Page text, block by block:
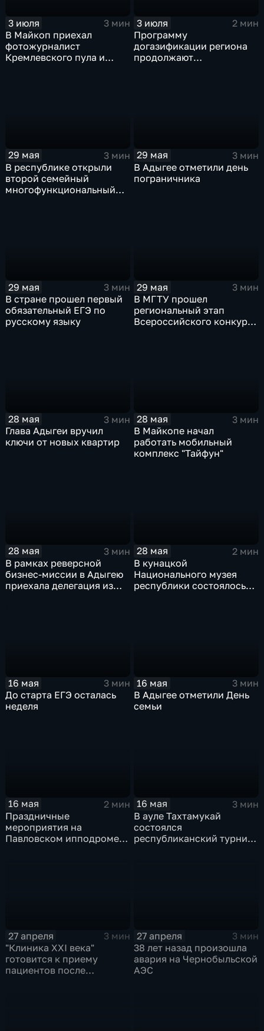
3 июля
3 мин
В Майкоп приехал
фотожурналист
Кремлевского пула и
3 июля
2 мин
Программу
догазификации региона
продолжают
29 мая
3 мин
В республике открыли
второй семейный
многофункциональный
29 мая
3 мин
В Адыгее отметили день
пограничника
29 мая
3 мин
В стране прошел первый
обязательный ЕГЭ по
русскому языку
29 мая
3 мин
В МГТУ прошел
региональный этап
Всероссийского конкурса
28 мая
3 мин
Глава Адыгеи вручил
ключи от новых квартир
28 мая
3 мин
В Майкопе начал
работать мобильный
комплекс "Тайфун"
28 мая
3 мин
В рамках реверсной
бизнес-миссии в Адыгею
приехала делегация из
28 мая
2 мин
В кунацкой
Национального музея
республики состоялось
16 мая
3 мин
До старта ЕГЭ осталась
неделя
16 мая
3 мин
В Адыгее отметили День
семьи
16 мая
2 мин
Праздничные
мероприятия на
Павловском ипподроме
16 мая
3 мин
В ауле Тахтамукай
состоялся
республиканский турнир
27 апреля
3 мин
"Клиника XXI века"
готовится к приему
пациентов после
27 апреля
3 мин
38 лет назад произошла
авария на Чернобыльской
АЭС